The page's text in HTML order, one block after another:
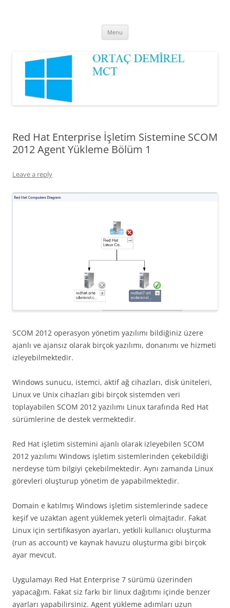
Menu
Red Hat Enterprise İşletim Sistemine SCOM
2012 Agent Yükleme Bölüm 1
Leave a reply
SCOM 2012 operasyon yönetim yazılımı bildiğiniz üzere
ajanlı ve ajansız olarak birçok yazılımı, donanımı ve hizmeti
izleyebilmektedir.
Windows sunucu, istemci, aktif ağ cihazları, disk üniteleri,
Linux ve Unix cihazları gibi birçok sistemden veri
toplayabilen SCOM 2012 yazılımı Linux tarafında Red Hat
sürümlerine de destek vermektedir.
Red Hat işletim sistemini ajanlı olarak izleyebilen SCOM
2012 yazılımı Windows işletim sistemlerinden çekebildiği
nerdeyse tüm bilgiyi çekebilmektedir. Aynı zamanda Linux
görevleri oluşturup yönetim de yapabilmektedir.
Domain e katılmış Windows işletim sistemlerinde sadece
keşif ve uzaktan agent yüklemek yeterli olmajtadır. Fakat
Linux için sertifikasyon ayarları, yetkili kullanıcı oluşturma
(run as account) ve kaynak havuzu oluşturma gibi birçok
ayar mevcut.
Uygulamayı Red Hat Enterprise 7 sürümü üzerinden
yapacağım. Fakat siz farkı bir linux dağıtımı içinde benzer
ayarları yapabilirsiniz. Agent yükleme adımları uzun